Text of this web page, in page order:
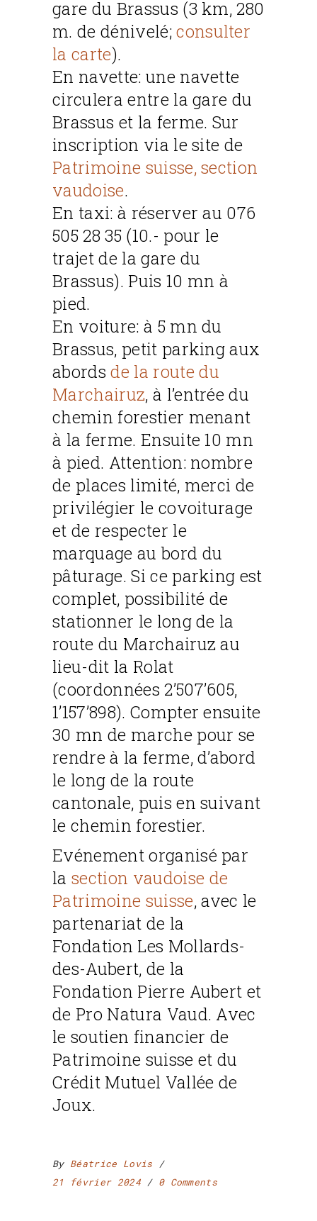
gare du Brassus (3 km, 280
m. de dénivelé;consulter
la carte).
En navette: une navette
circulera entre la gare du
Brassus et la ferme. Sur
inscription via le site de
Patrimoine suisse, section
vaudoise.
En taxi: à réserver au 076
505 28 35 (10.- pour le
trajet de la gare du
Brassus). Puis 10 mn à
pied.
En voiture: à 5 mn du
Brassus, petit parking aux
abords de la route du
Marchairuz, à l’entrée du
chemin forestier menant
à la ferme. Ensuite 10 mn
à pied. Attention: nombre
de places limité, merci de
privilégier le covoiturage
et de respecter le
marquage au bord du
pâturage. Si ce parking est
complet, possibilité de
stationner le long de la
route du Marchairuz au
lieu-dit la Rolat
(coordonnées 2’507’605,
1’157’898). Compter ensuite
30 mn de marche pour se
rendre à la ferme, d’abord
le long de la route
cantonale, puis en suivant
le chemin forestier.
Evénement organisé par
la section vaudoise de
Patrimoine suisse, avec le
partenariat de la
Fondation Les Mollards-
des-Aubert, de la
Fondation Pierre Aubert et
de Pro Natura Vaud. Avec
le soutien financier de
Patrimoine suisse et du
Crédit Mutuel Vallée de
Joux.
By Béatrice Lovis
21 février 2024
0 Comments